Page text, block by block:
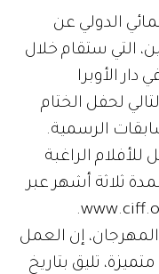
الدولي عن
التي ستقام خلال
من 13 إلى 22 نوفمبر 2022، في دار الأوبرا
لحفل الختام
الرسمية.
الراغبة
ولمدة ثلاثة أشهر عبر
إن العمل
تليق بتاريخ